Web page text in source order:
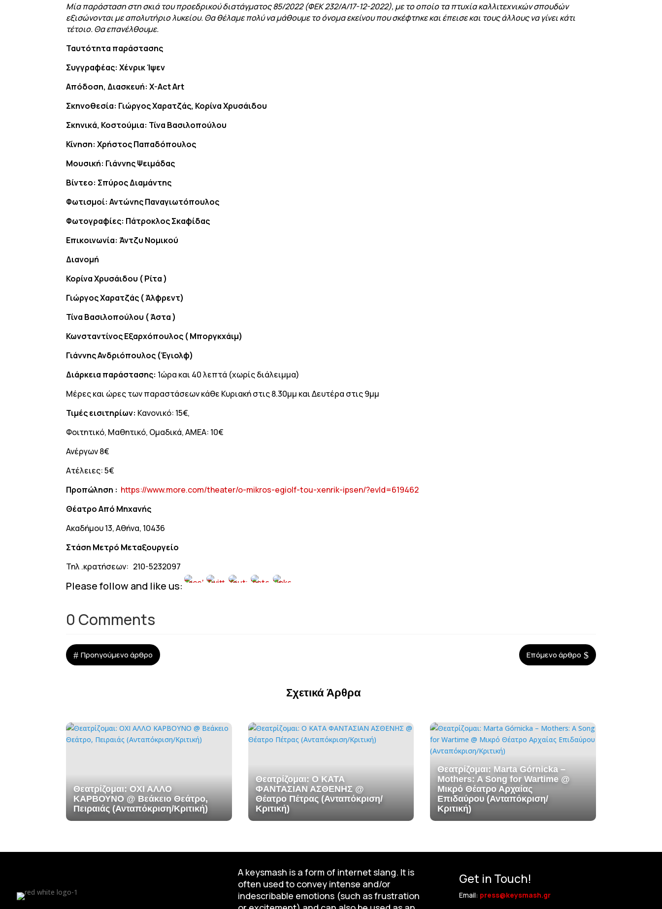
Μία παράσταση στη σκιά του προεδρικού διατάγματος 85/2022 (ΦΕΚ 232/Α/17-12-2022), με το οποίο τα πτυχία καλλιτεχνικών σπουδών
εξισώνονται με απολυτήριο λυκείου. Θα θέλαμε πολύ να μάθουμε το όνομα εκείνου που σκέφτηκε και έπεισε και τους άλλους να γίνει κάτι
τέτοιο. Θα επανέλθουμε.
Ταυτότητα παράστασης
Συγγραφέας: Χένρικ Ίψεν
Απόδοση, Διασκευή: X-Act Art
Σκηνοθεσία: Γιώργος Χαρατζάς, Κορίνα Χρυσάιδου
Σκηνικά, Κοστούμια: Τίνα Βασιλοπούλου
Κίνηση: Χρήστος Παπαδόπουλος
Μουσική: Γιάννης Ψειμάδας
Βίντεο: Σπύρος Διαμάντης
Φωτισμοί: Αντώνης Παναγιωτόπουλος
Φωτογραφίες: Πάτροκλος Σκαφίδας
Επικοινωνία: Άντζυ Νομικού
Διανομή
Κορίνα Χρυσάιδου ( Ρίτα )
Γιώργος Χαρατζάς ( Άλφρεντ)
Τίνα Βασιλοπούλου ( Άστα )
Κωνσταντίνος Εξαρχόπουλος ( Μποργκχάιμ)
Γιάννης Ανδριόπουλος (Έγιολφ)
Διάρκεια παράστασης: 1ώρα και 40 λεπτά (χωρίς διάλειμμα)
Μέρες και ώρες των παραστάσεων κάθε Κυριακή στις 8.30μμ και Δευτέρα στις 9μμ
Τιμές εισιτηρίων: Κανονικό: 15€,
Φοιτητικό, Μαθητικό, Ομαδικά, ΑΜΕΑ: 10€
Ανέργων 8€
Ατέλειες: 5€
Προπώληση : https://www.more.com/theater/o-mikros-egiolf-tou-xenrik-ipsen/?evId=619462
Θέατρο Από Μηχανής
Ακαδήμου 13, Αθήνα, 10436
Στάση Μετρό Μεταξουργείο
Τηλ .κρατήσεων: 210-5232097
Please follow and like us:
0 Comments
# Προηγούμενο άρθρο Επόμενο άρθρο $
Σχετικά Άρθρα
Θεατρίζομαι: ΟΧΙ ΑΛΛΟ
ΚΑΡΒΟΥΝΟ @ Βεάκειο Θεάτρο,
Πειραιάς (Ανταπόκριση/Κριτική)
Θεατρίζομαι: Ο ΚΑΤΑ
ΦΑΝΤΑΣΙΑΝ ΑΣΘΕΝΗΣ @
Θέατρο Πέτρας (Ανταπόκριση/
Κριτική)
Θεατρίζομαι: Marta Górnicka –
Mothers: A Song for Wartime @
Μικρό Θέατρο Αρχαίας
Επιδαύρου (Ανταπόκριση/
Κριτική)
A keysmash is a form of internet slang. It is
often used to convey intense and/or
indescribable emotions (such as frustration
Get in Touch!
Email: press@keysmash.gr